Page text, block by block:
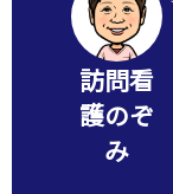
訪問看
護のぞ
み